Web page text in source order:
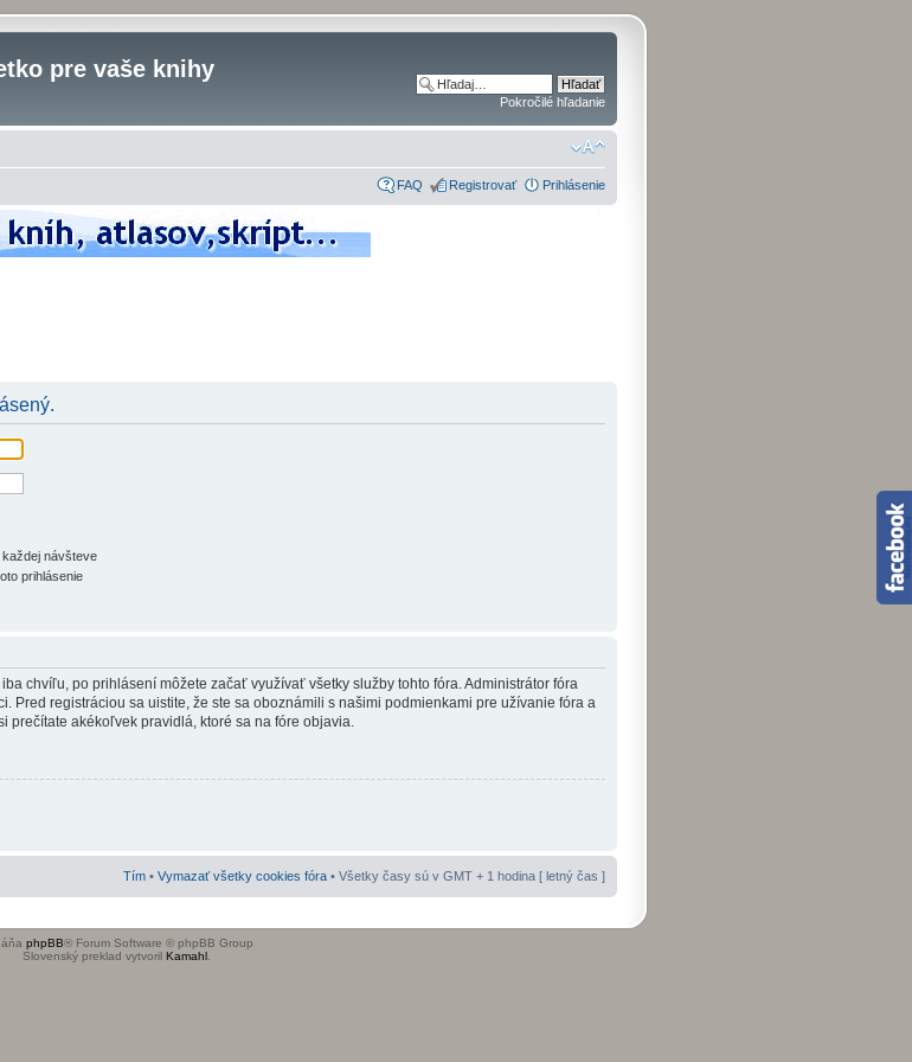
pre vaše knihy
Pokročilé hľadanie
FAQ Registrovať Prihlásenie
každej návšteve
prihlásenie
chvíľu, po prihlásení môžete začať využívať všetky služby tohto fóra. Administrátor fóra
Pred registráciou sa uistite, že ste sa oboznámili s našimi podmienkami pre užívanie fóra a
prečítate akékoľvek pravidlá, ktoré sa na fóre objavia.
Tím • Vymazať všetky cookies fóra • Všetky časy sú v GMT + 1 hodina [ letný čas ]
phpBB® Forum Software © phpBB Group
Slovenský preklad vytvoril Kamahl.